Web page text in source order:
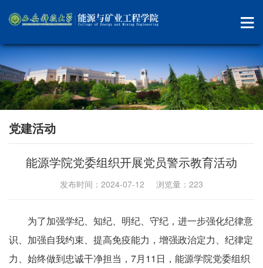
党建活动
能源学院党委组织开展党员警示教育活动
发布时间：2024-07-12 浏览量： 223
为了加强学纪、知纪、明纪、守纪，进一步强化纪律意
识、加强自我约束、提高免疫能力，增强政治定力、纪律定
力、始终做到忠诚干净担当，7月11日，能源学院党委组织